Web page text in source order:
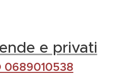
e privati
0689010538